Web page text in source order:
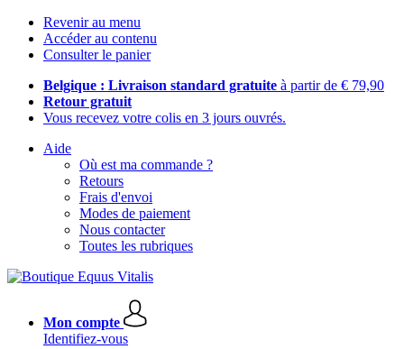
Revenir au menu
Accéder au contenu
Consulter le panier
Belgique : Livraison standard gratuite à partir de € 79,90
Retour gratuit
Vous recevez votre colis en 3 jours ouvrés.
Aide
Où est ma commande ?
Retours
Frais d'envoi
Modes de paiement
Nous contacter
Toutes les rubriques
Mon compte
Identifiez-vous